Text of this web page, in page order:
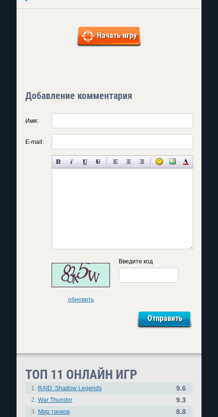
Начать игру
Добавление комментария
Имя:
E-mail:
обновить
Введите код
ТОП 11 ОНЛАЙН ИГР
1. RAID: Shadow Legends 9.6
2. War Thunder 9.3
3. Мир танков 8.8